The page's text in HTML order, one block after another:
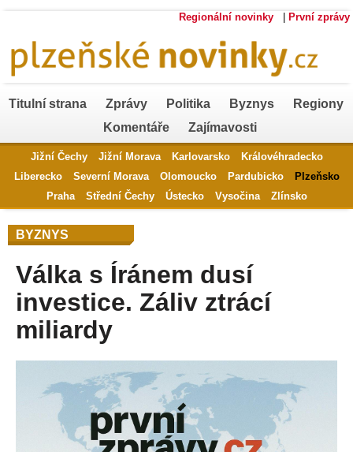
Regionální novinky První zprávy
Titulní strana Zprávy Politika Byznys
Regiony
Komentáře
Zajímavosti
Jižní Čechy Jižní Morava Karlovarsko
Královéhradecko
Liberecko
Severní Morava Olomoucko Pardubicko
Plzeňsko
Praha
Střední Čechy Ústecko Vysočina Zlínsko
BYZNYS
Válka s Íránem dusí
investice. Záliv ztrácí
miliardy